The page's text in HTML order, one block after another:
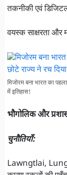
तकनीकी एवं डिजिटल
वयस्क साक्षरता और
मिजोरम बना भारत का
में इतिहास!
भौगोलिक और
चुनौतियाँ:
Lawngtlai,